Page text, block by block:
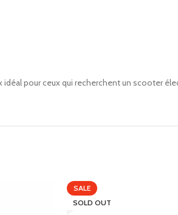
idéal pour ceux qui recherchent un scooter
SALE
SOLD OUT